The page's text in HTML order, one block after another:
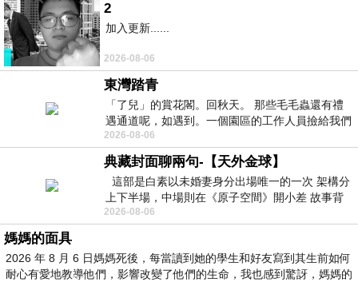
2
加入更新......
2026-08-06
東灣踏青
「了兒」的賞花閣。回秋天。 那些毛毛蟲還有禮
遇通道呢，如遇到。一個園區的工作人員撿給我們
細賞。
2026-08-06
典藏封面聊兩句-【天外金球】
這部是白素以未婚妻身分出場唯一的一次 架構分
上下半場，中場則在《原子空間》開小差 故事背
景影射西藏境外流亡 地下組織
2026-08-06
媽媽的面具
2026 年 8 月 6 日媽媽死後，每當讀到她的學生和好友寫到其生前如何
耐心有愛地教導他們，影響改變了他們的生命，我也感到驚訝，媽媽的